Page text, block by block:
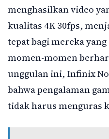
menghasilkan video
kualitas 4K 30fps,
tepat bagi mereka
momen-momen
unggulan ini, Infinix
bahwa pengalaman
tidak harus menguras